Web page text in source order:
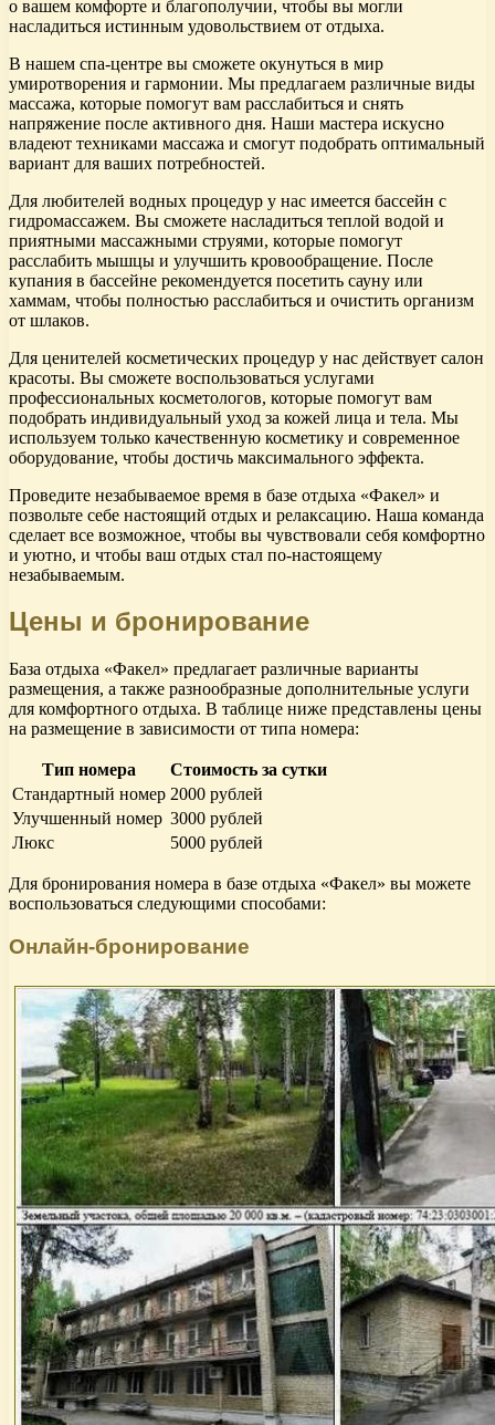
о вашем комфорте и благополучии, чтобы вы могли
насладиться истинным удовольствием от отдыха.
В нашем спа-центре вы сможете окунуться в мир
умиротворения и гармонии. Мы предлагаем различные виды
массажа, которые помогут вам расслабиться и снять
напряжение после активного дня. Наши мастера искусно
владеют техниками массажа и смогут подобрать оптимальный
вариант для ваших потребностей.
Для любителей водных процедур у нас имеется бассейн с
гидромассажем. Вы сможете насладиться теплой водой и
приятными массажными струями, которые помогут
расслабить мышцы и улучшить кровообращение. После
купания в бассейне рекомендуется посетить сауну или
хаммам, чтобы полностью расслабиться и очистить организм
от шлаков.
Для ценителей косметических процедур у нас действует салон
красоты. Вы сможете воспользоваться услугами
профессиональных косметологов, которые помогут вам
подобрать индивидуальный уход за кожей лица и тела. Мы
используем только качественную косметику и современное
оборудование, чтобы достичь максимального эффекта.
Проведите незабываемое время в базе отдыха «Факел» и
позвольте себе настоящий отдых и релаксацию. Наша команда
сделает все возможное, чтобы вы чувствовали себя комфортно
и уютно, и чтобы ваш отдых стал по-настоящему
незабываемым.
Цены и бронирование
База отдыха «Факел» предлагает различные варианты
размещения, а также разнообразные дополнительные услуги
для комфортного отдыха. В таблице ниже представлены цены
на размещение в зависимости от типа номера:
Тип номера
Стоимость за сутки
Стандартный номер 2000 рублей
Улучшенный номер 3000 рублей
Люкс
5000 рублей
Для бронирования номера в базе отдыха «Факел» вы можете
воспользоваться следующими способами:
Онлайн-бронирование